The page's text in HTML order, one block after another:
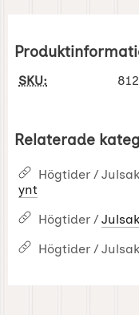
SKU:
Relaterade
Högtider /
ynt
Högtider /
Högtider /